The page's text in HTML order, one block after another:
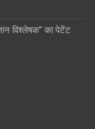
विश्लेषक” का पेटेंट